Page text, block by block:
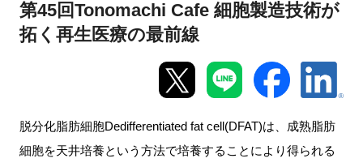
お問い合わせ
第45回Tonomachi Cafe 細胞製造技術が
拓く再生医療の最前線
脱分化脂肪細胞Dedifferentiated fat cell(DFAT)は、成熟脂肪
細胞を天井培養という方法で培養することにより得られる